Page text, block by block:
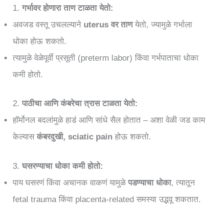
1.गर्भावर होणारा ताण टाळता येतो:
अवजड वस्तू उचलल्याने uterus वर ताणयेतो, ज्यामुळे गर्भाला
धोका होऊ शकतो.
त्यामुळे वेळेपूर्वी प्रसूती (preterm labor) किंवा गर्भपाताचा धोका
कमी होतो.
2.पाठीचा आणि कंबरेचा त्रास टाळता येतो:
हॉर्मोनल बदलांमुळे हाडं आणि सांधे सैल होतात – अशा वेळी जड काम
केल्यासकंबरदुखी, sciatic pain होऊ शकतो.
3.घसरण्याचा धोका कमी होतो:
पाय घसरणं किंवा अचानक वाकणं यामुळेपडण्याचा धोका, त्यातून
fetal trauma किंवा placenta-related समस्या उद्भवू शकतात.